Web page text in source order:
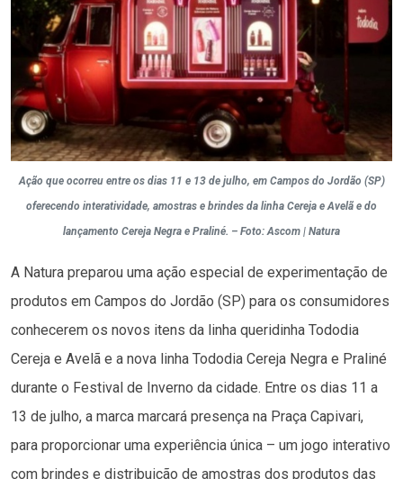
Ação que ocorreu entre os dias 11 e 13 de julho, em Campos do Jordão (SP)
oferecendo interatividade, amostras e brindes da linha Cereja e Avelã e do
lançamento Cereja Negra e Praliné. – Foto: Ascom | Natura
A Natura preparou uma ação especial de experimentação de
produtos em Campos do Jordão (SP) para os consumidores
conhecerem os novos itens da linha queridinha Tododia
Cereja e Avelã e a nova linha Tododia Cereja Negra e Praliné
durante o Festival de Inverno da cidade. Entre os dias 11 a
13 de julho, a marca marcará presença na Praça Capivari,
para proporcionar uma experiência única – um jogo interativo
com brindes e distribuição de amostras dos produtos das